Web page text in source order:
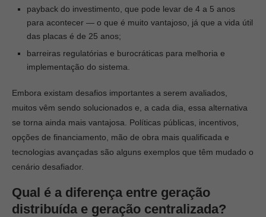
payback do investimento, que pode levar de 4 a 5 anos
para acontecer — o que é muito vantajoso, já que a vida útil
das placas é de 25 anos;
barreiras regulatórias e burocráticas para melhoria e
implementação do sistema.
Embora existam desafios importantes a serem avaliados,
muitos vêm sendo solucionados e, a cada dia, essa alternativa
se torna ainda mais vantajosa. Políticas públicas, incentivos,
opções de financiamento, mão de obra mais qualificada e
tecnologias avançadas são alguns exemplos que têm mudado o
cenário desafiador.
Qual é a diferença entre geração
distribuída e geração centralizada?